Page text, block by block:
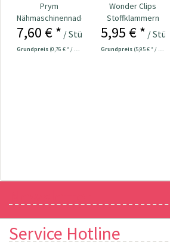
Prym
Nähmaschinennadeln
130/705
Universal...
7,60 € * / Stück
Grundpreis (0,76 € * / 1 Stück)
Wonder Clips
Stoffklammern
klein - 20 Stück
5,95 € * / Stück
Grundpreis (5,95 € * / 1 Stück)
Service Hotline